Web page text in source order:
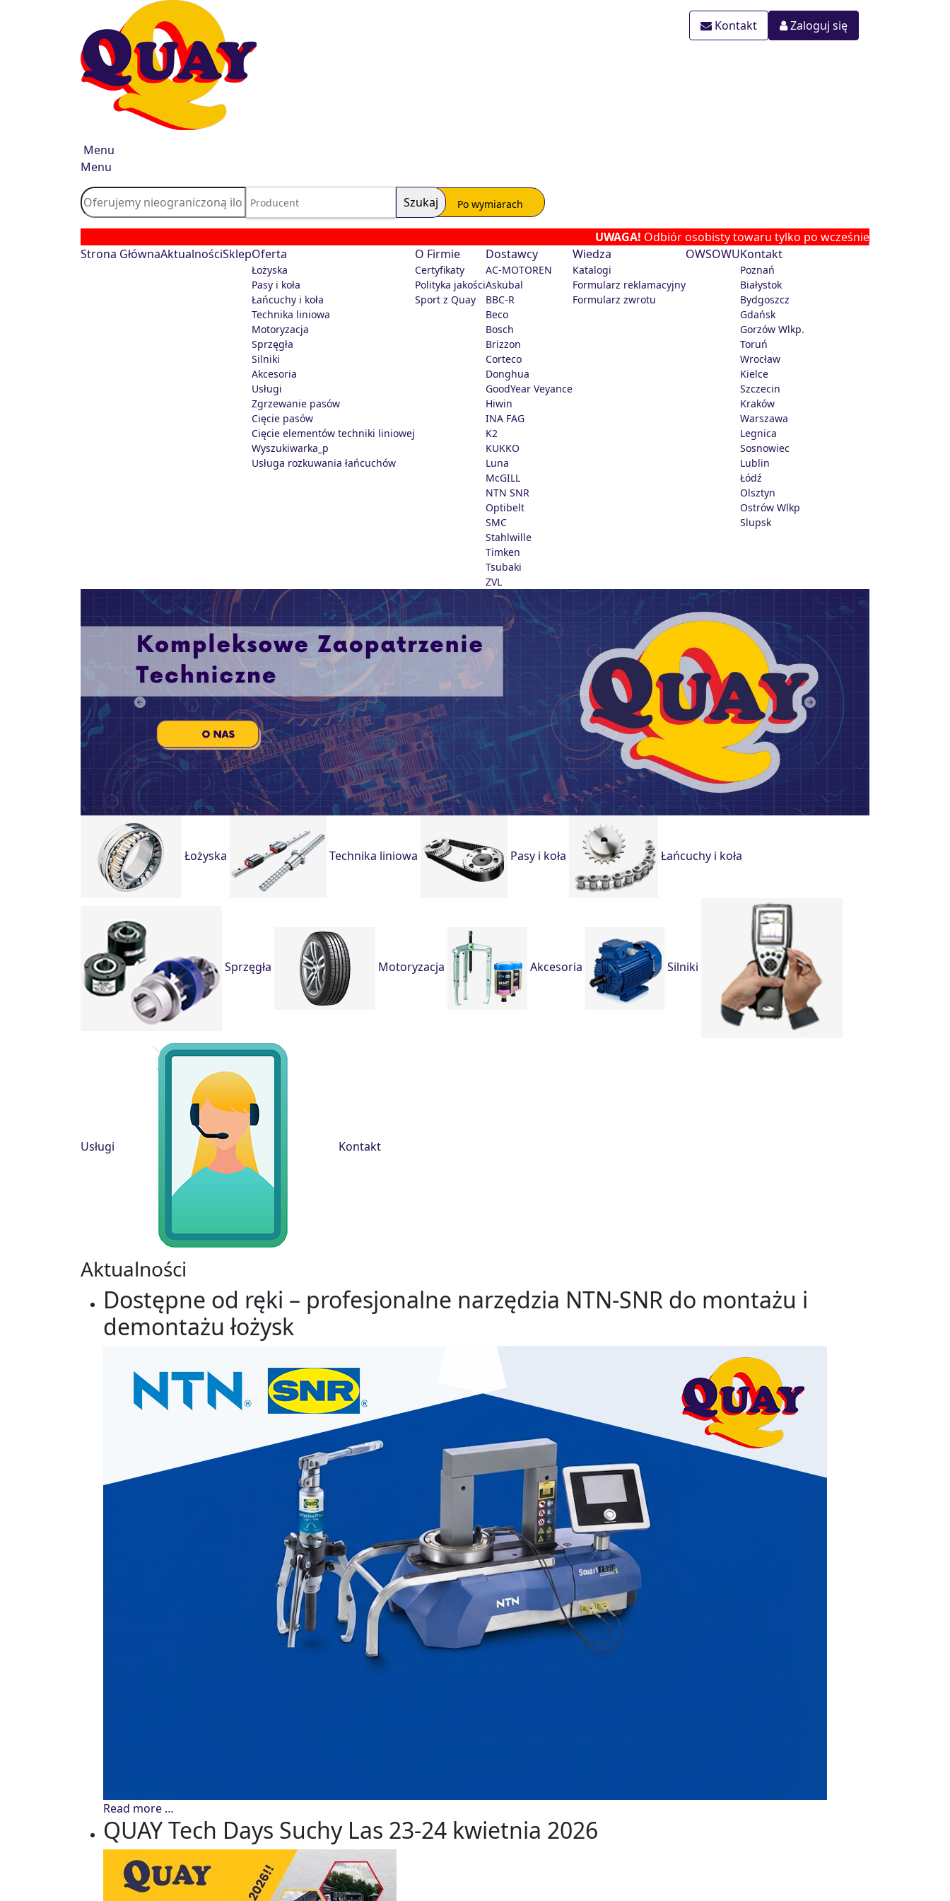
Kontakt Zaloguj się
Menu
Menu
Po wymiarach
Odbiór osobisty towaru tylko po wcześniejszym ustaleniu lokalizacji
Strona GłównaAktualnościSklepOferta
Łożyska
Pasy i koła
Łańcuchy i koła
Technika liniowa
Motoryzacja
Sprzęgła
Silniki
Akcesoria
Usługi
Zgrzewanie pasów
Cięcie pasów
Cięcie elementów techniki liniowej
Wyszukiwarka_p
Usługa rozkuwania łańcuchów
O Firmie
Certyfikaty
Polityka jakości
Sport z Quay
Dostawcy
AC-MOTOREN
Askubal
BBC-R
Beco
Bosch
Brizzon
Corteco
Donghua
GoodYear Veyance
Hiwin
INA FAG
K2
KUKKO
Luna
McGILL
NTN SNR
Optibelt
SMC
Stahlwille
Timken
Tsubaki
ZVL
Wiedza
Katalogi
Formularz reklamacyjny
Formularz zwrotu
OWSOWUKontakt
Poznań
Białystok
Bydgoszcz
Gdańsk
Gorzów Wlkp.
Toruń
Wrocław
Kielce
Szczecin
Kraków
Warszawa
Legnica
Sosnowiec
Lublin
Łódź
Olsztyn
Ostrów Wlkp
Slupsk
Previous Next
Łożyska Technika liniowa Pasy i koła Łańcuchy i koła
Sprzęgła Motoryzacja Akcesoria Silniki
Usługi Kontakt
Aktualności
Dostępne od ręki – profesjonalne narzędzia NTN-SNR do montażu i
demontażu łożysk
Read more …
QUAY Tech Days Suchy Las 23-24 kwietnia 2026